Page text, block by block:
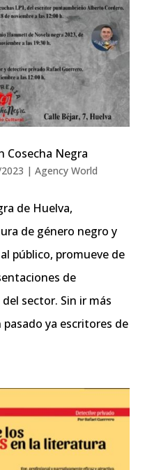
Cosecha Negra
| Agency World
de Huelva,
de género negro y
público, promueve de
de
sector. Sin ir más
ya escritores de